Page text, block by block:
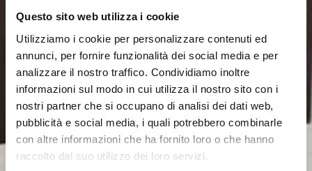
Questo sito web utilizza i cookie
Utilizziamo i cookie per personalizzare contenuti ed
annunci, per fornire funzionalità dei social media e per
analizzare il nostro traffico. Condividiamo inoltre
informazioni sul modo in cui utilizza il nostro sito con i
nostri partner che si occupano di analisi dei dati web,
pubblicità e social media, i quali potrebbero combinarle
con altre informazioni che ha fornito loro o che hanno
raccolto dal suo utilizzo dei loro servizi.